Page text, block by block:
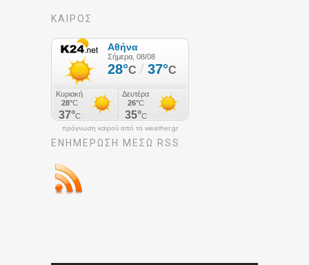
ΚΑΙΡΟΣ
πρόγνωση καιρού από το weather.gr
ΕΝΗΜΈΡΩΣΉ ΜΕΣΩ RSS